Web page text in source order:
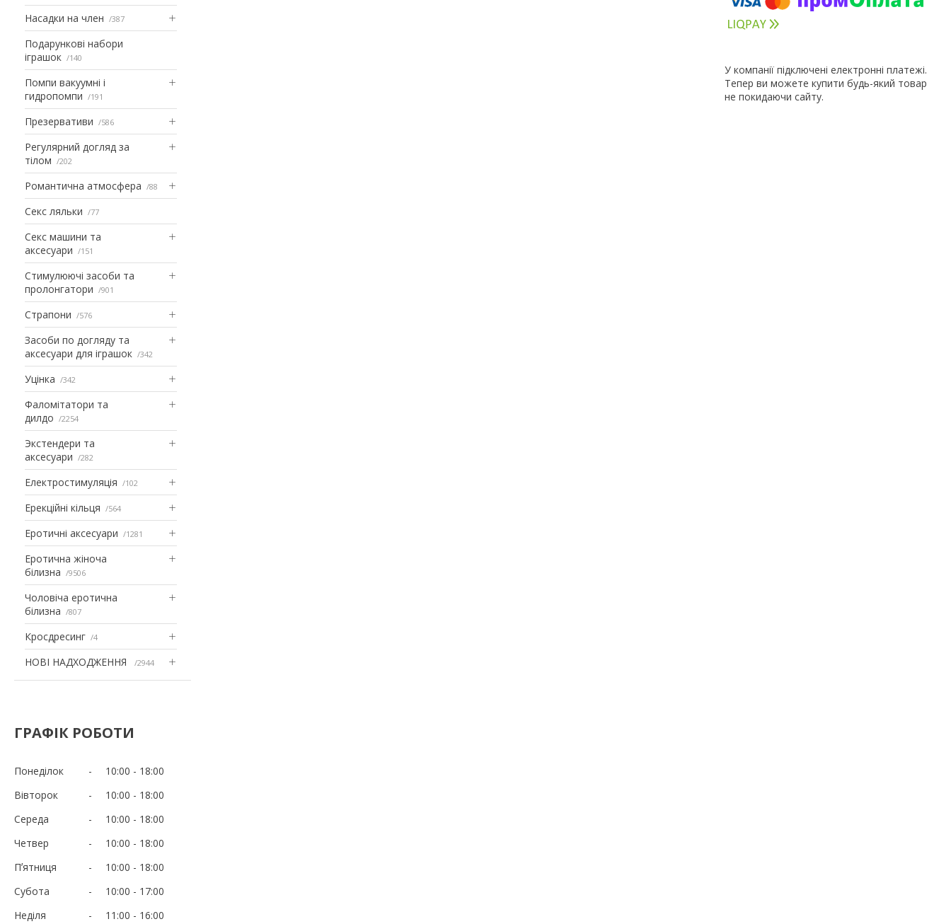
Насадки на член 387
Подарункові набори
іграшок
140
Помпи вакуумні і
гидропомпи
191
Презервативи 586
Регулярний догляд за
тілом
202
Романтична атмосфера 88
Секс ляльки 77
Секс машини та
аксесуари
151
Стимулюючі засоби та
пролонгатори
901
Страпони 576
Засоби по догляду та
аксесуари для іграшок
342
Уцінка 342
Фаломітатори та
дилдо
2254
Экстендери та
аксесуари
282
Електростимуляція 102
Ерекційні кільця 564
Еротичні аксесуари 1281
Еротична жіноча
білизна
9506
Чоловіча еротична
білизна
807
Кросдресинг 4
НОВІ НАДХОДЖЕННЯ 2944
ГРАФІК РОБОТИ
Понеділок 10:00
18:00
Вівторок
10:00
18:00
Середа
10:00
18:00
Четвер
10:00
18:00
Пʼятниця
10:00
18:00
Субота
10:00
17:00
Неділя
11:00 16:00
У компанії підключені електронні платежі.
Тепер ви можете купити будь-який товар
не покидаючи сайту.